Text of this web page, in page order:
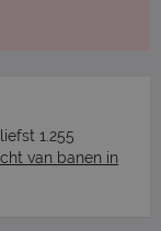
1.255
van banen in